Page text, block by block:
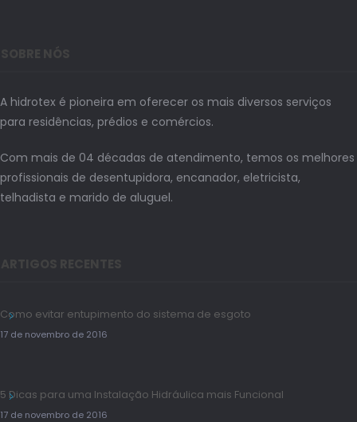
A hidrotex é pioneira em oferecer os mais diversos serviços
para residências, prédios e comércios.
Com mais de 04 décadas de atendimento, temos os melhores
profissionais de desentupidora, encanador, eletricista,
telhadista e marido de aluguel.
Como evitar entupimento do sistema de esgoto
17 de novembro de 2016
5 Dicas para uma Instalação Hidráulica mais Funcional
17 de novembro de 2016